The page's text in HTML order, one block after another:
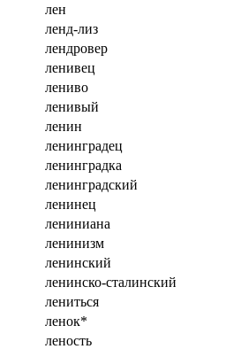
лен
ленд-лиз
лендровер
ленивец
лениво
ленивый
ленин
ленинградец
ленинградка
ленинградский
ленинец
лениниана
ленинизм
ленинский
ленинско-сталинский
лениться
ленок*
леность